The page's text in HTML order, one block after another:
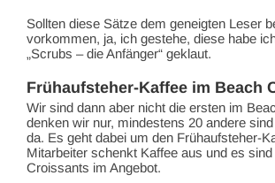
Sollten diese Sätze dem geneigten Leser
vorkommen, ja, ich gestehe, diese habe
„Scrubs – die Anfänger“ geklaut.
Frühaufsteher-Kaffee im Beach
Wir sind dann aber nicht die ersten im
denken wir nur, mindestens 20 andere
da. Es geht dabei um den Frühaufsteher-
Mitarbeiter schenkt Kaffee aus und es
Croissants im Angebot.